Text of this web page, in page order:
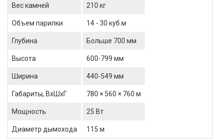
Вес камней 210 кг
Объем парилки 14 - 30 куб.м
Глубина Больше 700 мм
Высота 600-799 мм
Ширина 440-549 мм
Габариты, ВхШхГ 780 × 560 × 760 м
Мощность 25 Вт
Диаметр дымохода 115 м